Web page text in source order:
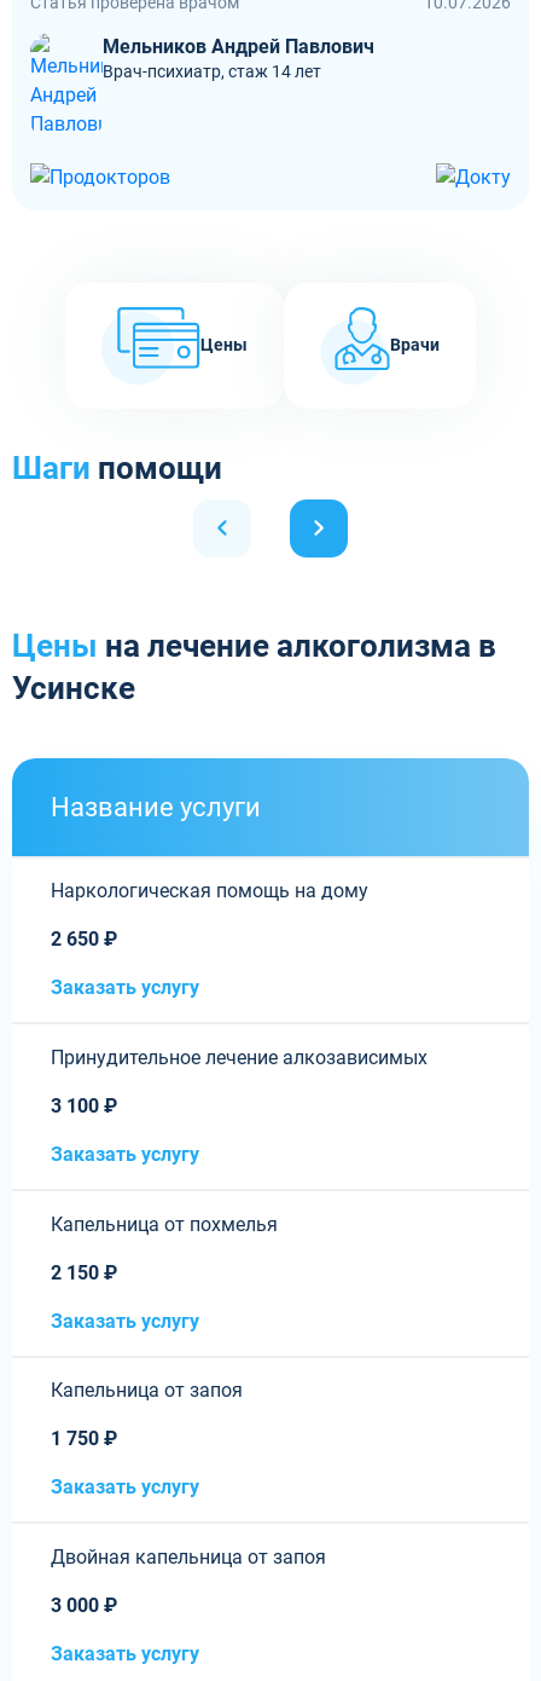
Мельников Андрей Павлович
Врач-психиатр, стаж 14 лет
Цены Врачи
Шаги помощи
Цены на лечение алкоголизма в
Усинске
Название услуги
Наркологическая помощь на дому
2 650 ₽
Заказать услугу
Принудительное лечение алкозависимых
3 100 ₽
Заказать услугу
Капельница от похмелья
2 150 ₽
Заказать услугу
Капельница от запоя
1 750 ₽
Заказать услугу
Двойная капельница от запоя
3 000 ₽
Заказать услугу